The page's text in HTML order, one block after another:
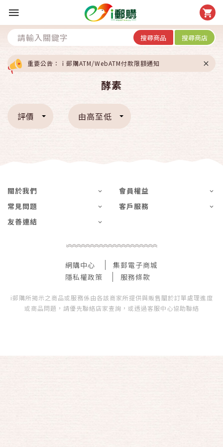
搜尋商品 搜尋商店
重要公告：ｉ郵購ATM/WebATM付款限額通知
酵素
評價 由高至低
關於我們
會員權益
常見問題
客戶服務
友善連結
網購中心
集郵電子商城
隱私權政策
服務條款
i郵購所揭示之商品或服務係由各該商家所提供與販售關於訂單處理進度
或商品問題，請優先聯絡店家查詢，或透過客服中心協助聯絡